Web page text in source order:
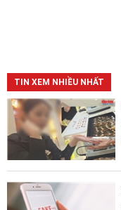
TIN XEM NHIỀU NHẤT